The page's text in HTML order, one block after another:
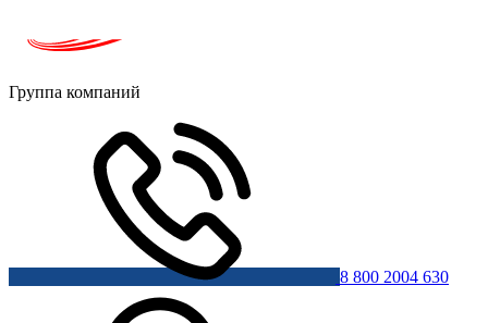
Группа компаний
8 800 2004 630